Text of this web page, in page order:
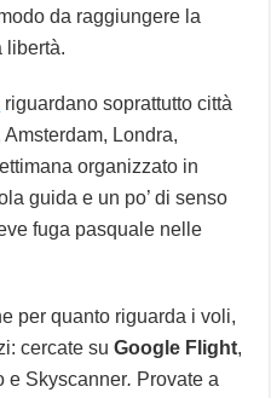
da raggiungere la
libertà.
riguardano soprattutto città
Londra,
organizzato in
guida e un po’ di senso
fuga pasquale nelle
per quanto riguarda i voli,
cercate suGoogle Flight,
e Skyscanner. Provate a